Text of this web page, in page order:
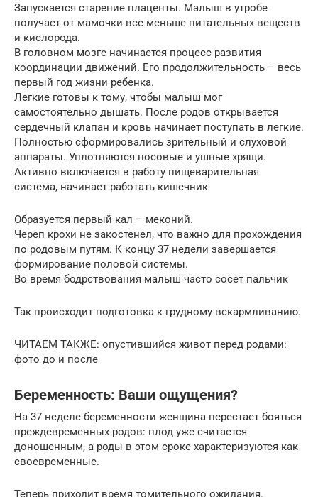
Запускается старение плаценты. Малыш в утробе
получает от мамочки все меньше питательных веществ
и кислорода.
В головном мозге начинается процесс развития
координации движений. Его продолжительность – весь
первый год жизни ребенка.
Легкие готовы к тому, чтобы малыш мог
самостоятельно дышать. После родов открывается
сердечный клапан и кровь начинает поступать в легкие.
Полностью сформировались зрительный и слуховой
аппараты. Уплотняются носовые и ушные хрящи.
Активно включается в работу пищеварительная
система, начинает работать кишечник
Образуется первый кал – меконий.
Череп крохи не закостенел, что важно для прохождения
по родовым путям. К концу 37 недели завершается
формирование половой системы.
Во время бодрствования малыш часто сосет пальчик
Так происходит подготовка к грудному вскармливанию.
ЧИТАЕМ ТАКЖЕ: опустившийся живот перед родами:
фото до и после
Беременность: Ваши ощущения?
На 37 неделе беременности женщина перестает бояться
преждевременных родов: плод уже считается
доношенным, а роды в этом сроке характеризуются как
своевременные.
Теперь приходит время томительного ожидания.